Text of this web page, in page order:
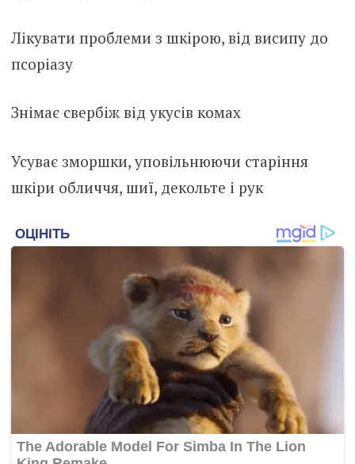
Лікувати проблеми з шкірою, від висипу до
псоріазу
Знімає свербіж від укусів комах
Усуває зморшки, уповільнюючи старіння
шкіри обличчя, шиї, декольте і рук